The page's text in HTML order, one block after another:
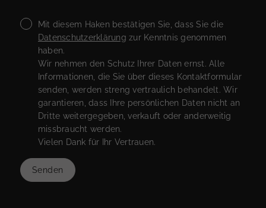
Mit diesem Haken bestätigen Sie, dass Sie die
Datenschutzerklärung zur Kenntnis genommen
haben.
Wir nehmen den Schutz Ihrer Daten ernst. Alle
Informationen, die Sie über dieses Kontaktformular
senden, werden streng vertraulich behandelt. Wir
garantieren, dass Ihre persönlichen Daten nicht an
Dritte weitergegeben, verkauft oder anderweitig
missbraucht werden.
Vielen Dank für Ihr Vertrauen.
Senden